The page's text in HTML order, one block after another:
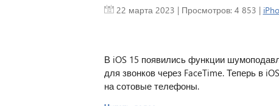
22 марта 2023 | Просмотров: 4 853 |
В iOS 15 появились функции
для звонков через FaceTime. Теперь в
на сотовые телефоны.